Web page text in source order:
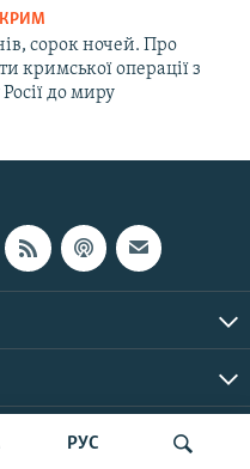
РУС
КРИМ
сорок ночей. Про
кримської операції з
до миру
| Усі права застережено.